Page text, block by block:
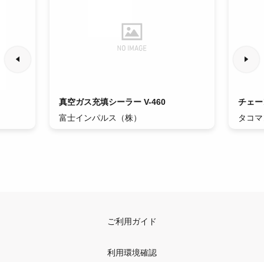
真空ガス充填シーラー V-460
富士インパルス（株）
チェ
タコ
ご利用ガイド
利用環境確認